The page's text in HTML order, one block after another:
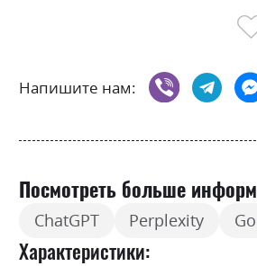
Напишите нам:
Посмотреть больше
ChatGPT Perplexity
Характеристики